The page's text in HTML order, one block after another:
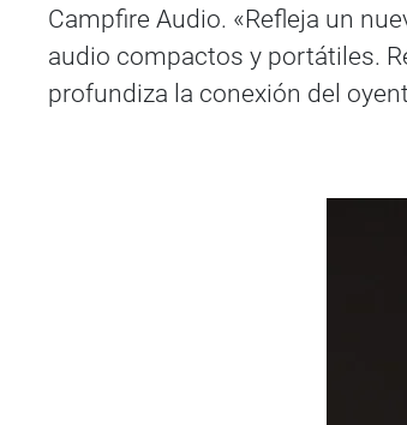
Campfire Audio. «Refleja un
audio compactos y portátiles.
profundiza la conexión del